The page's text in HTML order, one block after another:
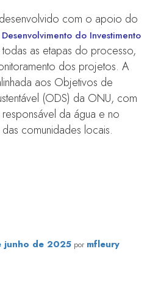
com o apoio do
do Investimento
as etapas do processo,
dos projetos. A
aos Objetivos de
(ODS) da ONU, com
da água e no
comunidades locais.
junho de 2025 por mfleury